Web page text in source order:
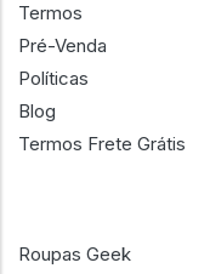
Termos
Pré-Venda
Políticas
Blog
Termos Frete Grátis
Roupas Geek